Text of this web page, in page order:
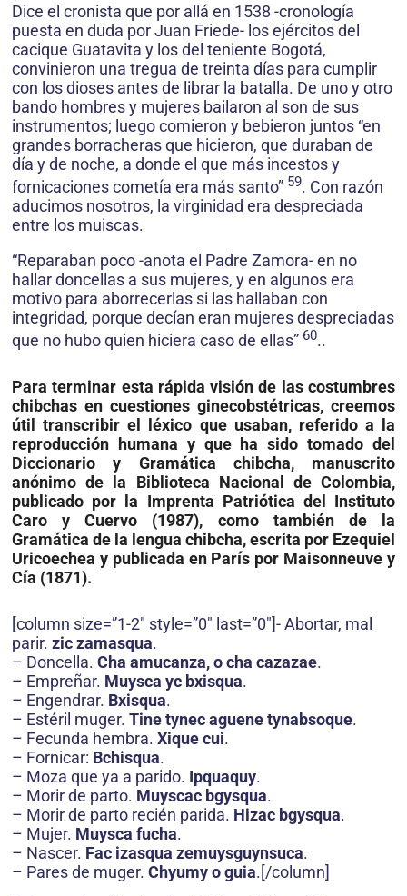
Dice el cronista que por allá en 1538 -cronología
puesta en duda por Juan Friede- los ejércitos del
cacique Guatavita y los del teniente Bogotá,
convinieron una tregua de treinta días para cumplir
con los dioses antes de librar la batalla. De uno y otro
bando hombres y mujeres bailaron al son de sus
instrumentos; luego comieron y bebieron juntos “en
grandes borracheras que hicieron, que duraban de
día y de noche, a donde el que más incestos y
fornicaciones cometía era más santo” 59. Con razón
aducimos nosotros, la virginidad era despreciada
entre los muiscas.
“Reparaban poco -anota el Padre Zamora- en no
hallar doncellas a sus mujeres, y en algunos era
motivo para aborrecerlas si las hallaban con
integridad, porque decían eran mujeres despreciadas
que no hubo quien hiciera caso de ellas” 60..
Para terminar esta rápida visión de las costumbres
chibchas en cuestiones ginecobstétricas, creemos
útil transcribir el léxico que usaban, referido a la
reproducción humana y que ha sido tomado del
Diccionario y Gramática chibcha, manuscrito
anónimo de la Biblioteca Nacional de Colombia,
publicado por la Imprenta Patriótica del Instituto
Caro y Cuervo (1987), como también de la
Gramática de la lengua chibcha, escrita por Ezequiel
Uricoechea y publicada en París por Maisonneuve y
Cía (1871).
[column size=”1-2″ style=”0″ last=”0″]- Abortar, mal
parir. zic zamasqua.
– Doncella. Cha amucanza, o cha cazazae.
– Empreñar. Muysca yc bxisqua.
– Engendrar. Bxisqua.
– Estéril muger. Tine tynec aguene tynabsoque.
– Fecunda hembra. Xique cui.
– Fornicar: Bchisqua.
– Moza que ya a parido. Ipquaquy.
– Morir de parto. Muyscac bgysqua.
– Morir de parto recién parida. Hizac bgysqua.
– Mujer. Muysca fucha.
– Nascer. Fac izasqua zemuysguynsuca.
– Pares de muger. Chyumy o guia.[/column]